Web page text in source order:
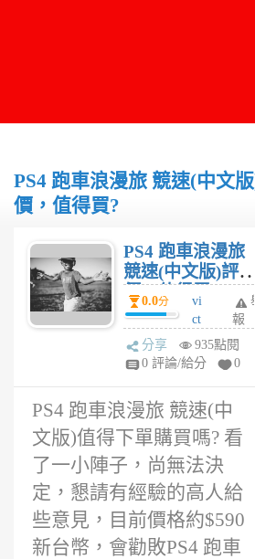
PS4 跑車浪漫旅 競速(中文
價，值得買?
PS4 跑車浪漫旅
競速(中文版)評
價，值得買?
0.0分
vi
ct
or
6
報
分享
935點閱
0 評論/給分
0
PS4 跑車浪漫旅 競速(中
文版)值得下單購買嗎? 看
了一小陣子，尚無法決
定，懇請有經驗的高人給
些意見，目前價格約$590
新台幣，會勸敗PS4 跑車